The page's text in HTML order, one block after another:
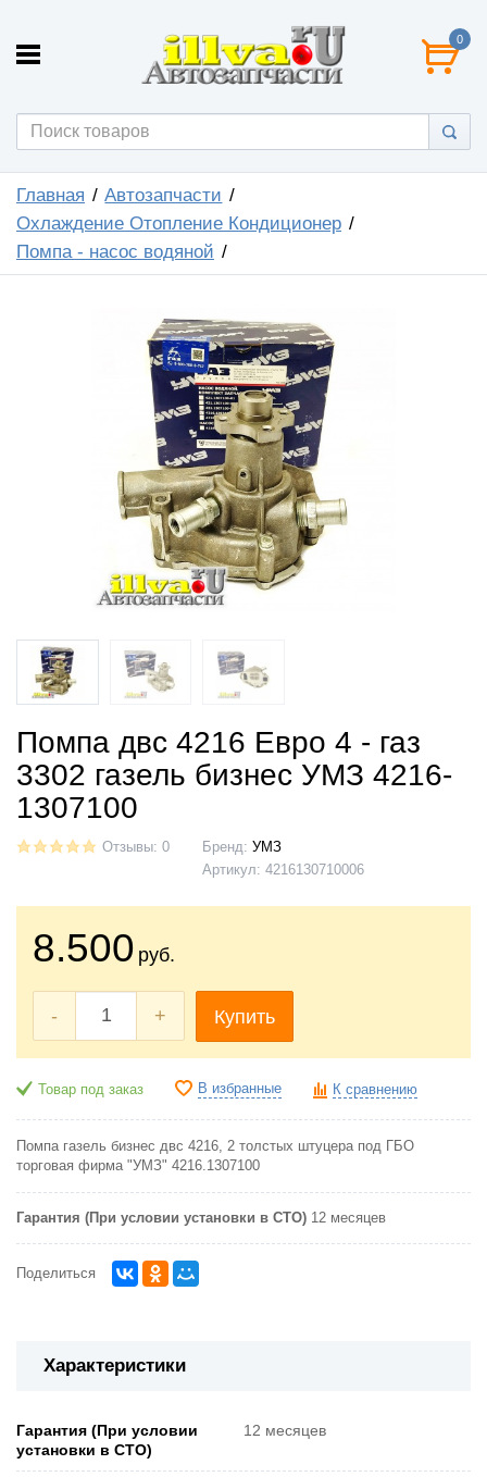
0
Главная
Автозапчасти
Охлаждение Отопление Кондиционер
Помпа - насос водяной
Помпа двс 4216 Евро 4 - газ
3302 газель бизнес УМЗ 4216-
1307100
Отзывы: 0 Бренд: УМЗ
Артикул: 4216130710006
8.500 руб.
- + Купить
Товар под заказ В избранные К сравнению
Помпа газель бизнес двс 4216, 2 толстых штуцера под ГБО
торговая фирма "УМЗ" 4216.1307100
Гарантия (При условии установки в СТО) 12 месяцев
Поделиться
Характеристики
Гарантия (При условии
установки в СТО)
12 месяцев